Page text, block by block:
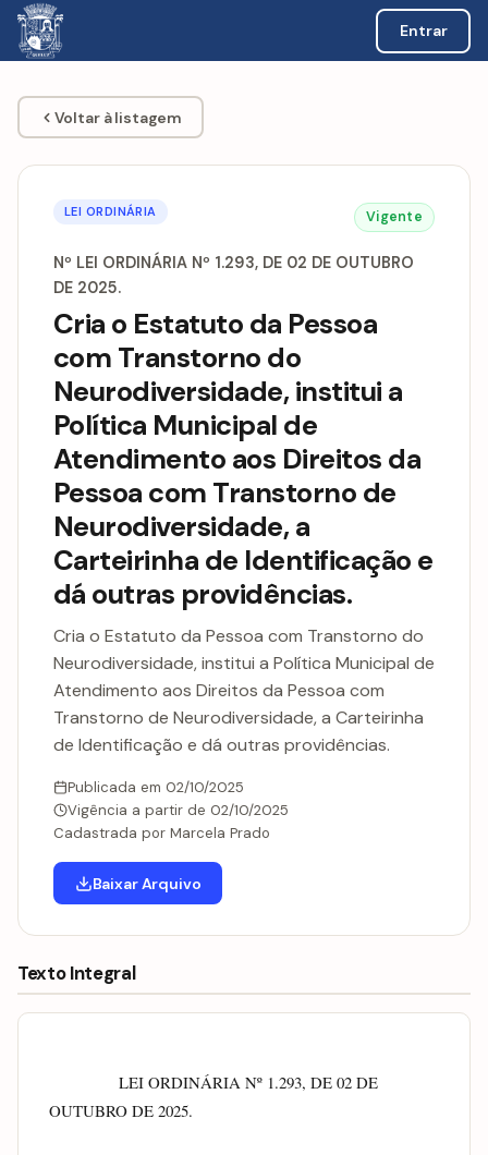
Entrar
Voltar à listagem
LEI ORDINÁRIA Vigente
Nº LEI ORDINÁRIA Nº 1.293, DE 02 DE OUTUBRO
DE 2025.
Cria o Estatuto da Pessoa
com Transtorno do
Neurodiversidade, institui a
Política Municipal de
Atendimento aos Direitos da
Pessoa com Transtorno de
Neurodiversidade, a
Carteirinha de Identificação e
dá outras providências.
Cria o Estatuto da Pessoa com Transtorno do
Neurodiversidade, institui a Política Municipal de
Atendimento aos Direitos da Pessoa com
Transtorno de Neurodiversidade, a Carteirinha
de Identificação e dá outras providências.
Publicada em 02/10/2025
Vigência a partir de 02/10/2025
Cadastrada por Marcela Prado
Baixar Arquivo
Texto Integral
OUTUBRO DE 2025.